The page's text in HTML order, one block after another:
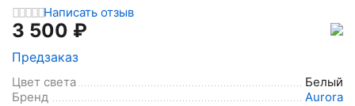
Написать отзыв
3 500 ₽
Предзаказ
Цвет света
Белый
Бренд
Aurora